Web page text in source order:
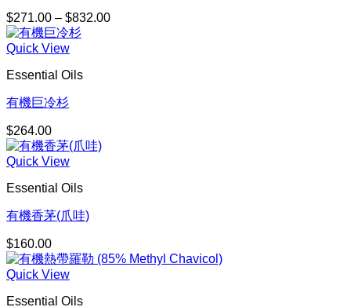
$271.00 – $832.00價
Quick View
Essential Oils
有機巨冷杉
$264.00
Quick View
Essential Oils
有機香茅(爪哇)
$160.00
Quick View
Essential Oils